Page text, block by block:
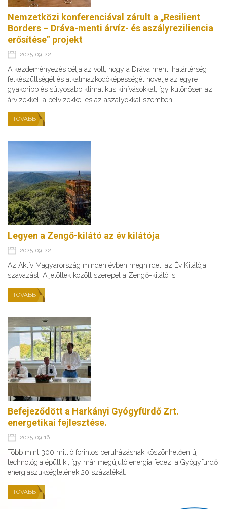
Nemzetközi konferenciával zárult a „Resilient
Borders – Dráva-menti árvíz- és aszályreziliencia
erősítése” projekt
2025. 09. 22.
A kezdeményezés célja az volt, hogy a Dráva menti határtérség
felkészültségét és alkalmazkodóképességét növelje az egyre
gyakoribb és súlyosabb klimatikus kihívásokkal, így különösen az
árvizekkel, a belvizekkel és az aszályokkal szemben.
TOVÁBB
Legyen a Zengő-kilátó az év kilátója
2025. 09. 22.
Az Aktív Magyarország minden évben meghirdeti az Év Kilátója
szavazást. A jelöltek között szerepel a Zengő-kilátó is.
TOVÁBB
Befejeződött a Harkányi Gyógyfürdő Zrt.
energetikai fejlesztése.
2025. 09. 16.
Több mint 300 millió forintos beruházásnak köszönhetően új
technológia épült ki, így már megújuló energia fedezi a Gyógyfürdő
energiaszükségletének 20 százalékát.
TOVÁBB